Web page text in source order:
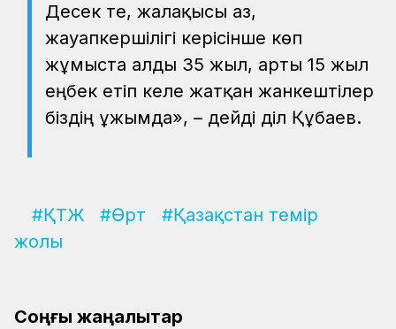
Десек те, жалақысы аз,
жауапкершілігі керісінше көп
жұмыста алды 35 жыл, арты 15 жыл
еңбек етіп келе жатқан жанкештілер
біздің ұжымда», – дейді Әділ Құбаев.
#ҚТЖ #Өрт
#Қазақстан темір
жолы
Соңғы жаңалықтар